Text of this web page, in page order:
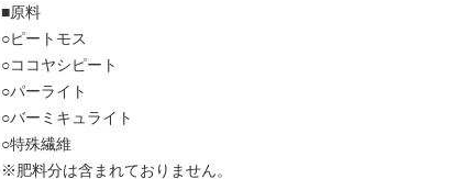
■原料
○ピートモス
○ココヤシピート
○パーライト
○バーミキュライト
○特殊繊維
※肥料分は含まれておりません。